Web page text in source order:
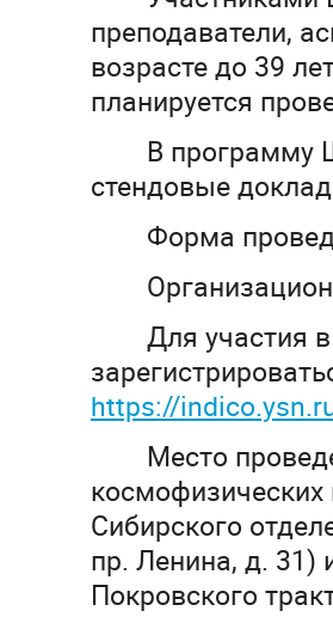
преподаватели,
возрасте до 39
планируется
В программу
стендовые
Форма
Для участия
https://
Место
Сибирского
пр. Ленина, д. 31)
Покровского